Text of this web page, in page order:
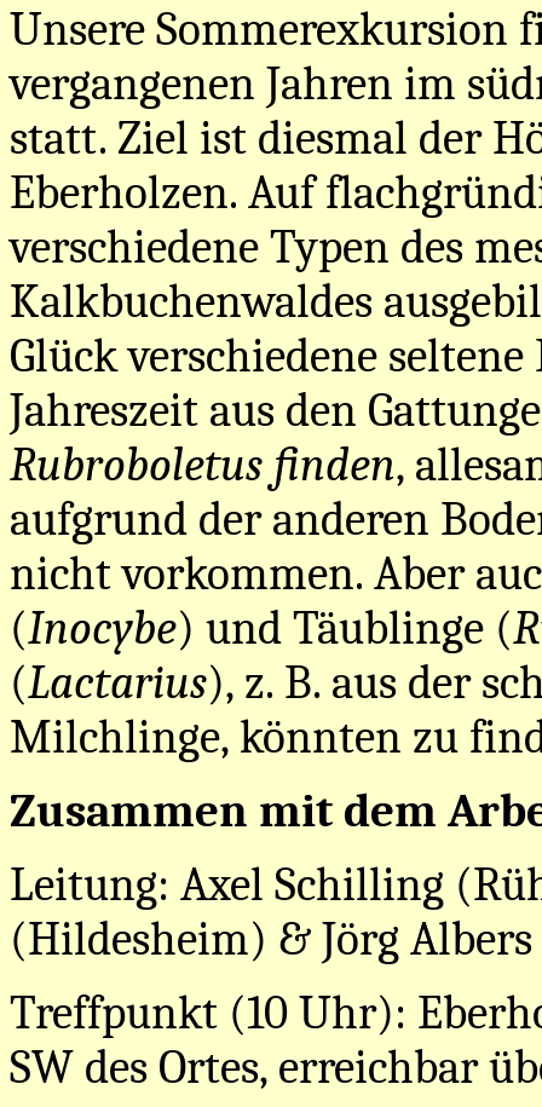
Unsere Sommerexkursion
vergangenen Jahren im
statt. Ziel ist diesmal der
Eberholzen. Auf
verschiedene Typen des
Kalkbuchenwaldes
Glück verschiedene
Jahreszeit aus den
Rubroboletus finden,
aufgrund der anderen
nicht vorkommen. Aber
(Inocybe) und Täublinge (
(Lactarius), z. B. aus der
Milchlinge, könnten zu
Zusammen mit dem
Leitung: Axel Schilling
(Hildesheim) & Jörg
Treffpunkt (10 Uhr):
SW des Ortes, erreichbar